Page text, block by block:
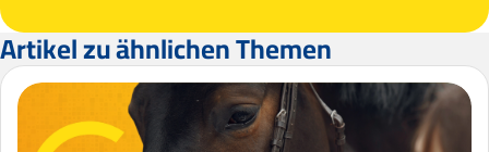
Artikel zu ähnlichen Themen